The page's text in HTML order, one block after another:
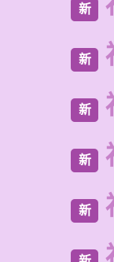
新
新
新
新
新